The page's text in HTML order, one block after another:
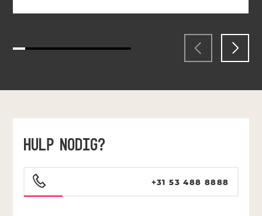
HULP NODIG?
+31 53 488 8888